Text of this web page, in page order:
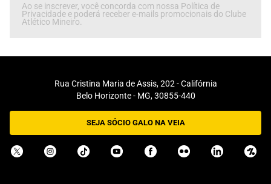
Ao se inscrever, você concorda com nossa Política de
Privacidade e poderá receber e-mails promocionais do Clube
Atlético Mineiro.
Rua Cristina Maria de Assis, 202 - Califórnia
Belo Horizonte - MG, 30855-440
SEJA SÓCIO GALO NA VEIA